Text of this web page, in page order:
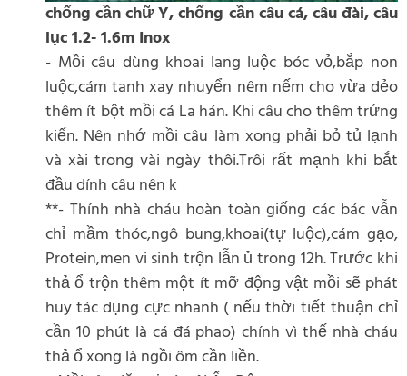
chống cần chữ Y, chống cần câu cá, câu đài, câu
lục 1.2- 1.6m Inox
- Mồi câu dùng khoai lang luộc bóc vỏ,bắp non
luộc,cám tanh xay nhuyển nêm nếm cho vừa dẻo
thêm ít bột mồi cá La hán. Khi câu cho thêm trứng
kiến. Nên nhớ mồi câu làm xong phải bỏ tủ lạnh
và xài trong vài ngày thôi.Trôi rất mạnh khi bắt
đầu dính câu nên k
**- Thính nhà cháu hoàn toàn giống các bác vẫn
chỉ mầm thóc,ngô bung,khoai(tự luộc),cám gạo,
Protein,men vi sinh trộn lẫn ủ trong 12h. Trước khi
thả ổ trộn thêm một ít mỡ động vật mồi sẽ phát
huy tác dụng cực nhanh ( nếu thời tiết thuận chỉ
cần 10 phút là cá đá phao) chính vì thế nhà cháu
thả ổ xong là ngồi ôm cần liền.